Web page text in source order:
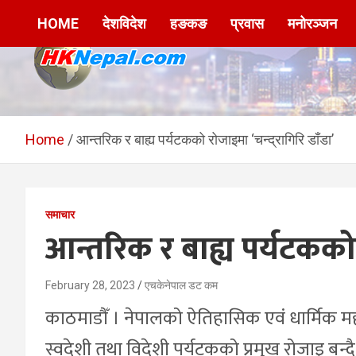
HKNepal.com –
हङकङबाट सञ्चालित पहिलो
hknepal, hknepal.com, hk nepal, hk nepal com
HOME देशविदेश हङकङ प्रवास मनोरञ्जन
Home आन्तरिक र बाह्य पर्यटकको रोजाइमा ‘चन्द्रागिरि डाँडा’
समाचार
आन्तरिक र बाह्य पर्यटकको
February 28, 2023 एचकेनेपाल डट कम
काठमाडौँ । नेपालको ऐतिहासिक एवं धार्मिक
स्वदेशी तथा विदेशी पर्यटकको प्रमुख रोजाइ